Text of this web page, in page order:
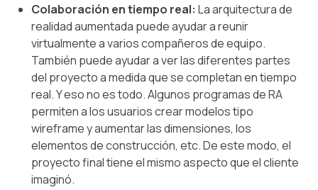
Colaboración en tiempo real: La arquitectura de
realidad aumentada puede ayudar a reunir
virtualmente a varios compañeros de equipo.
También puede ayudar a ver las diferentes partes
del proyecto a medida que se completan en tiempo
real. Y eso no es todo. Algunos programas de RA
permiten a los usuarios crear modelos tipo
wireframe y aumentar las dimensiones, los
elementos de construcción, etc. De este modo, el
proyecto final tiene el mismo aspecto que el cliente
imaginó.